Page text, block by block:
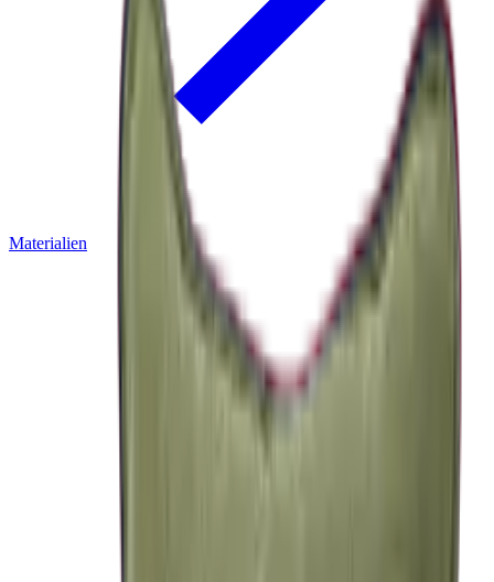
Materialien